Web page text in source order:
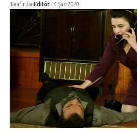
TarafındanEditör 14 Şub 2020